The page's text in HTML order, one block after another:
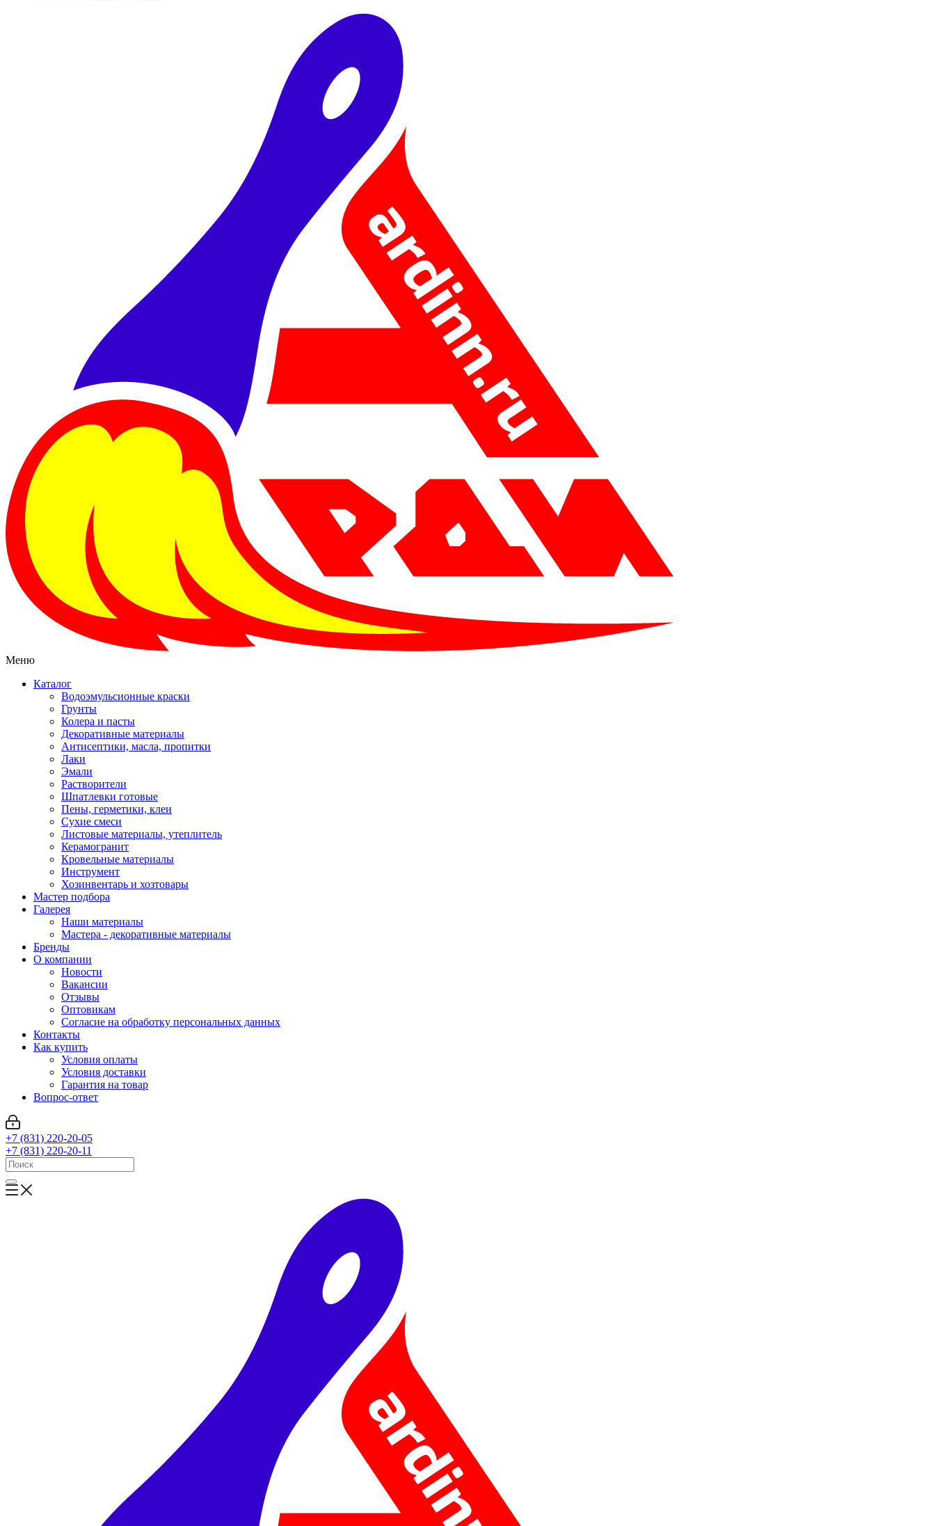
Меню
Каталог
Водоэмульсионные краски
Грунты
Колера и пасты
Декоративные материалы
Антисептики, масла, пропитки
Лаки
Эмали
Растворители
Шпатлевки готовые
Пены, герметики, клеи
Сухие смеси
Листовые материалы, утеплитель
Керамогранит
Кровельные материалы
Инструмент
Хозинвентарь и хозтовары
Мастер подбора
Галерея
Наши материалы
Мастера - декоративные материалы
Бренды
О компании
Новости
Вакансии
Отзывы
Оптовикам
Cогласие на обработку персональных данных
Контакты
Как купить
Условия оплаты
Условия доставки
Гарантия на товар
Вопрос-ответ
+7 (831) 220-20-05
+7 (831) 220-20-11